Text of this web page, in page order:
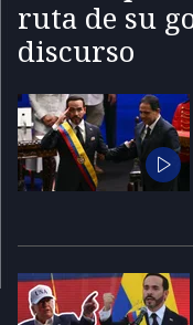
ruta de su
discurso